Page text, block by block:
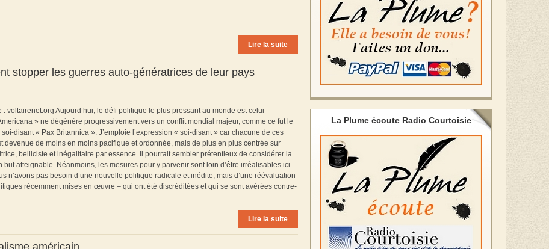
Lire la suite
stopper les guerres auto-génératrices de leur pays
voltairenet.org Aujourd’hui, le défi politique le plus pressant au monde est celui
» ne dégénère progressivement vers un conflit mondial majeur, comme ce fut le
disant « Pax Britannica ». J’emploie l’expression « soi-disant » car chacune de ces
devenue de moins en moins pacifique et ordonnée, mais de plus en plus centrée sur
belliciste et inégalitaire par essence. Il pourrait sembler prétentieux de considérer la
atteignable. Néanmoins, les mesures pour y parvenir sont loin d’être irréalisables ici-
n’avons pas besoin d’une nouvelle politique radicale et inédite, mais d’une réévaluation
récemment mises en œuvre – qui ont été discréditées et qui se sont avérées contre-
Lire la suite
La Plume écoute Radio Courtoisie